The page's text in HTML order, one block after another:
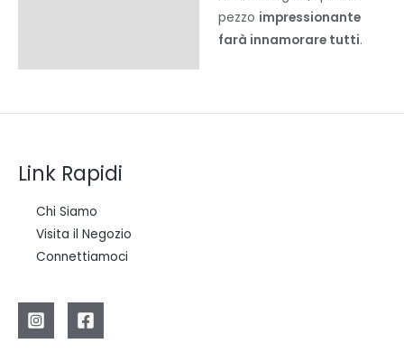
pezzo impressionante
farà innamorare tutti.
Link Rapidi
Chi Siamo
Visita il Negozio
Connettiamoci